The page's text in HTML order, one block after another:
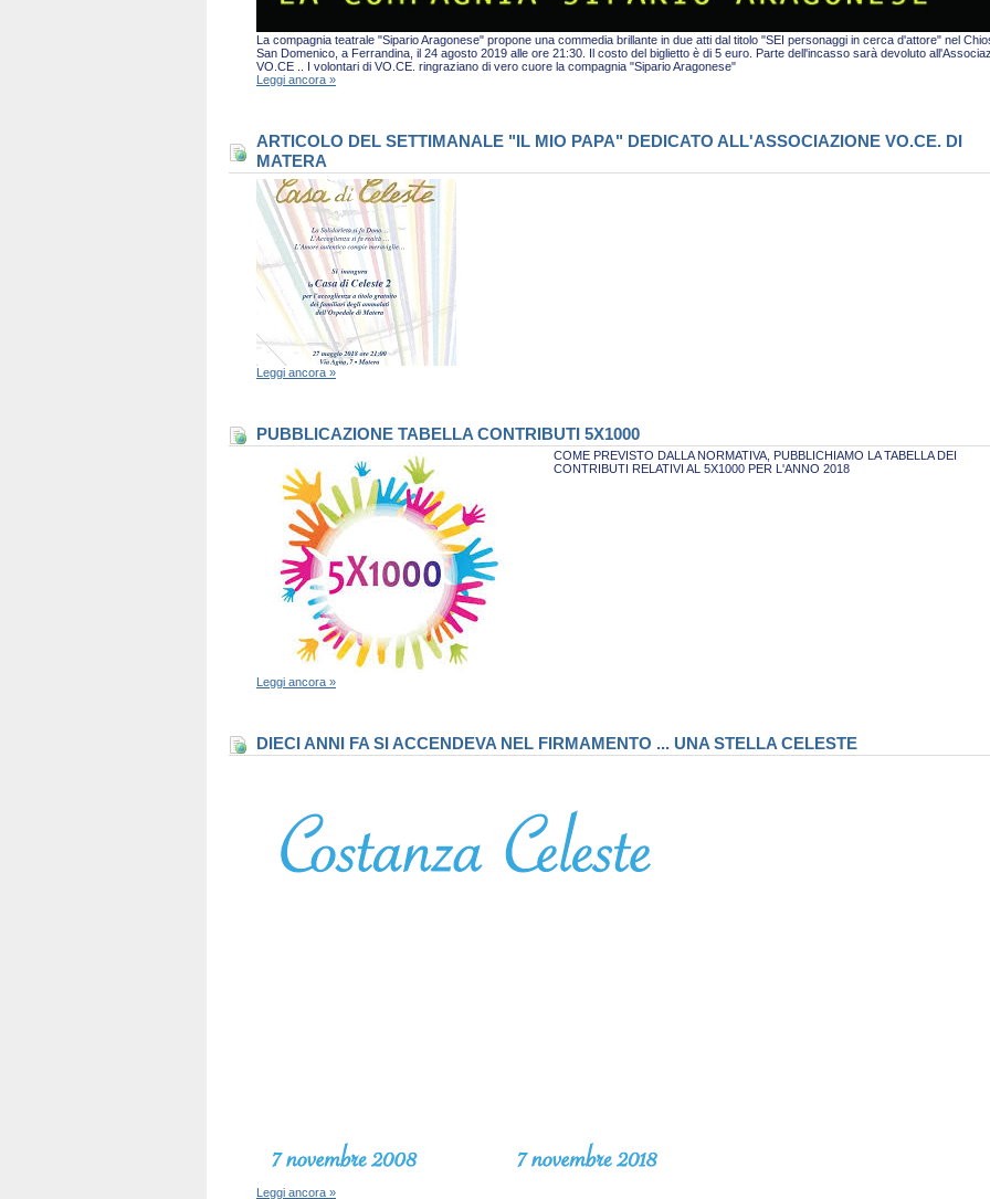
La compagnia teatrale "Sipario Aragonese" propone una commedia brillante in due atti dal titolo "SEI personaggi in cerca d'attore" nel
San Domenico, a Ferrandina, il 24 agosto 2019 alle ore 21:30. Il costo del biglietto è di 5 euro. Parte dell'incasso sarà devoluto
VO.CE .. I volontari di VO.CE. ringraziano di vero cuore la compagnia "Sipario Aragonese"
Leggi ancora »
ARTICOLO DEL SETTIMANALE "IL MIO PAPA" DEDICATO ALL'ASSOCIAZIONE VO.CE. DI
MATERA
Leggi ancora »
PUBBLICAZIONE TABELLA CONTRIBUTI 5X1000
COME PREVISTO DALLA NORMATIVA, PUBBLICHIAMO LA TABELLA DEI
CONTRIBUTI RELATIVI AL 5X1000 PER L'ANNO 2018
Leggi ancora »
DIECI ANNI FA SI ACCENDEVA NEL FIRMAMENTO ... UNA STELLA CELESTE
Leggi ancora »